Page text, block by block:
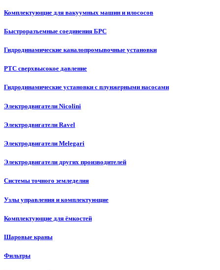
Комплектующие для вакуумных машин и илососов
Быстроразъемные соединения БРС
Гидродинамические каналопромывочные установки
РТС сверхвысокое давление
Гидродинамические установки с плунжерными насосами
Электродвигатели Nicolini
Электродвигатели Ravel
Электродвигатели Melegari
Электродвигатели других производителей
Системы точного земледелия
Узлы управления и комплектующие
Комплектующие для ёмкостей
Шаровые краны
Фильтры